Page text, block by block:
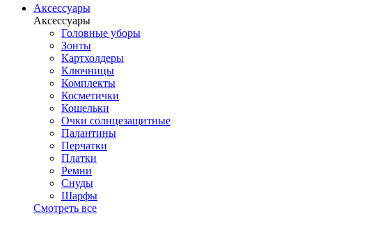
Аксессуары
Аксессуары
Головные уборы
Зонты
Картхолдеры
Ключницы
Комплекты
Косметички
Кошельки
Очки солнцезащитные
Палантины
Перчатки
Платки
Ремни
Снуды
Шарфы
Смотреть все